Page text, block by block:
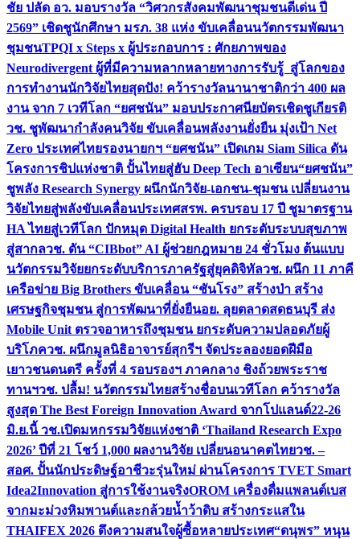
ชัย ปลัด อว. มอบรางวัล “วิศวกรสังคมพัฒนาชุมชนดีเด่น ปี
2569” เชิดชูนักศึกษา มรภ. 38 แห่ง ขับเคลื่อนนวัตกรรมพัฒนา
ชุมชนTPQI x Steps x ผู้ประกอบการ : ศักยภาพของ
Neurodivergent ผู้ที่มีความหลากหลายทางการรับรู้ สู่โลกของ
การทำงานนักวิจัยไทยสุดปัง! คว้ารางวัลนานาชาติกว่า 400 ผล
งาน จาก 7 เวทีโลก “ยศชนัน” มอบประกาศนียบัตรเชิดชูเกียรติ
วช. ชูพัฒนากำลังคนวิจัย ขับเคลื่อนพลังงานยั่งยืน มุ่งเป้า Net
Zero ประเทศไทยรองนายกฯ “ยศชนัน” เปิดเกม Siam Silica ดัน
โครงการชิปแห่งชาติ ปั้นไทยสู่ฮับ Deep Tech อาเซียน“ยศชนัน”
ชูพลัง Research Synergy ผนึกนักวิจัย-เอกชน-ชุมชน เปลี่ยนงาน
วิจัยไทยสู่พลังขับเคลื่อนประเทศสรพ. ครบรอบ 17 ปี ชูมาตรฐาน
HA ไทยสู่เวทีโลก ปักหมุด Digital Health ยกระดับระบบสุขภาพ
สู่สากลวช. ดัน “CIBbot” AI ผู้ช่วยกฎหมาย 24 ชั่วโมง ต้นแบบ
นวัตกรรมวิจัยยกระดับบริการภาครัฐสู่ยุคดิจิทัลวช. ผนึก 11 ภาคี
เครือข่าย Big Brothers ขับเคลื่อน “ชันโรง” สร้างป่า สร้าง
เศรษฐกิจชุมชน สู่การพัฒนาที่ยั่งยืนอย. ลุยตลาดสดธนบุรี ส่ง
Mobile Unit ตรวจอาหารถึงชุมชน ยกระดับความปลอดภัยผู้
บริโภควช. ผนึกมูลนิธิอาจารย์สุกรีฯ จัดประลองยอดฝีมือ
เยาวชนดนตรี ครั้งที่ 4 รอบรองฯ ภาคกลาง ชิงถ้วยพระราช
ทานฯวช. ปลื้ม! นวัตกรรมไทยสร้างชื่อบนเวทีโลก คว้ารางวัล
สูงสุด The Best Foreign Innovation Award จากโปแลนด์22-26
มิ.ย.นี้ วช.เปิดมหกรรมวิจัยแห่งชาติ ‘Thailand Research Expo
2026’ ปีที่ 21 โชว์ 1,000 ผลงานวิจัย เปลี่ยนอนาคตไทยวช. –
สอศ. ปั้นนักประดิษฐ์อาชีวะรุ่นใหม่ ผ่านโครงการ TVET Smart
Idea2Innovation สู่การใช้งานจริงOROM เครื่องดื่มแพลนต์เบส
จากมะม่วงหิมพานต์และกล้วยน้ำว้าดิบ สร้างกระแสใน
THAIFEX 2026 ดึงความสนใจผู้ซื้อหลายประเทศ“ดนุพร” หนุน